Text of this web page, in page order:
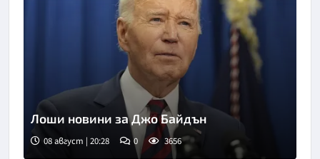
Лоши новини за Джо Байдън
08 август | 20:28 0 3656